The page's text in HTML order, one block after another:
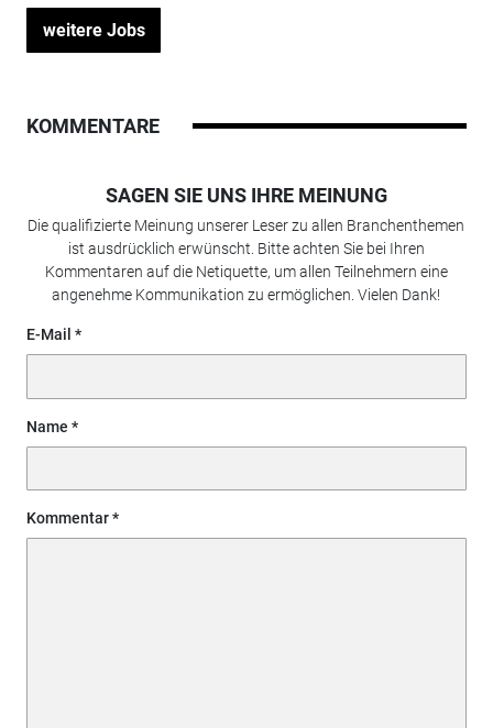
weitere Jobs
KOMMENTARE
SAGEN SIE UNS IHRE MEINUNG
Die qualifizierte Meinung unserer Leser zu allen Branchenthemen
ist ausdrücklich erwünscht. Bitte achten Sie bei Ihren
Kommentaren auf die Netiquette, um allen Teilnehmern eine
angenehme Kommunikation zu ermöglichen. Vielen Dank!
E-Mail
Name
Kommentar